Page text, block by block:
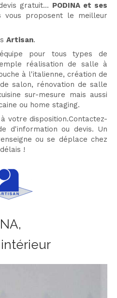
gratuit... PODINA et ses
vous proposent le meilleur
Artisan.
pour tous types de
réalisation de salle à
à l'italienne, création de
salon, rénovation de salle
sur-mesure mais aussi
ou home staging.
votre disposition.Contactez-
d'information ou devis. Un
ou se déplace chez
!